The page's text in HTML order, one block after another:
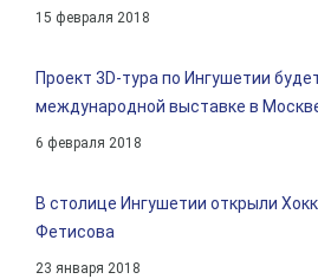
15 февраля 2018
Проект 3D-тура по Ингушетии
международной выставке в
6 февраля 2018
В столице Ингушетии открыли
Фетисова
23 января 2018